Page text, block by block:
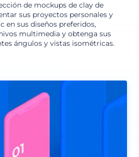
de mockups de clay de
sus proyectos personales y
en sus diseños preferidos,
multimedia y obtenga sus
ángulos y vistas isométricas.